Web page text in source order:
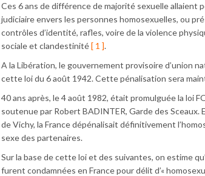
Ces 6 ans de différence de majorité sexuelle allaient
judiciaire envers les personnes homosexuelles, ou
contrôles d’identité, rafles, voire de la violence
sociale et clandestinité[ 1 ].
A la Libération, le gouvernement provisoire d’union
cette loi du 6 août 1942. Cette pénalisation sera
40 ans après, le 4 août 1982, était promulguée la loi
soutenue par Robert BADINTER, Garde des Sceaux.
de Vichy, la France dépénalisait définitivement
sexe des partenaires.
Sur la base de cette loi et des suivantes, on estime
furent condamnées en France pour délit d’«